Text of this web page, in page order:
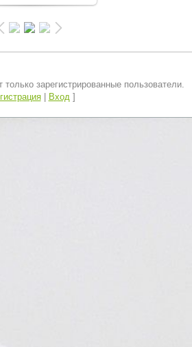
зарегистрированные пользователи.
| Вход]